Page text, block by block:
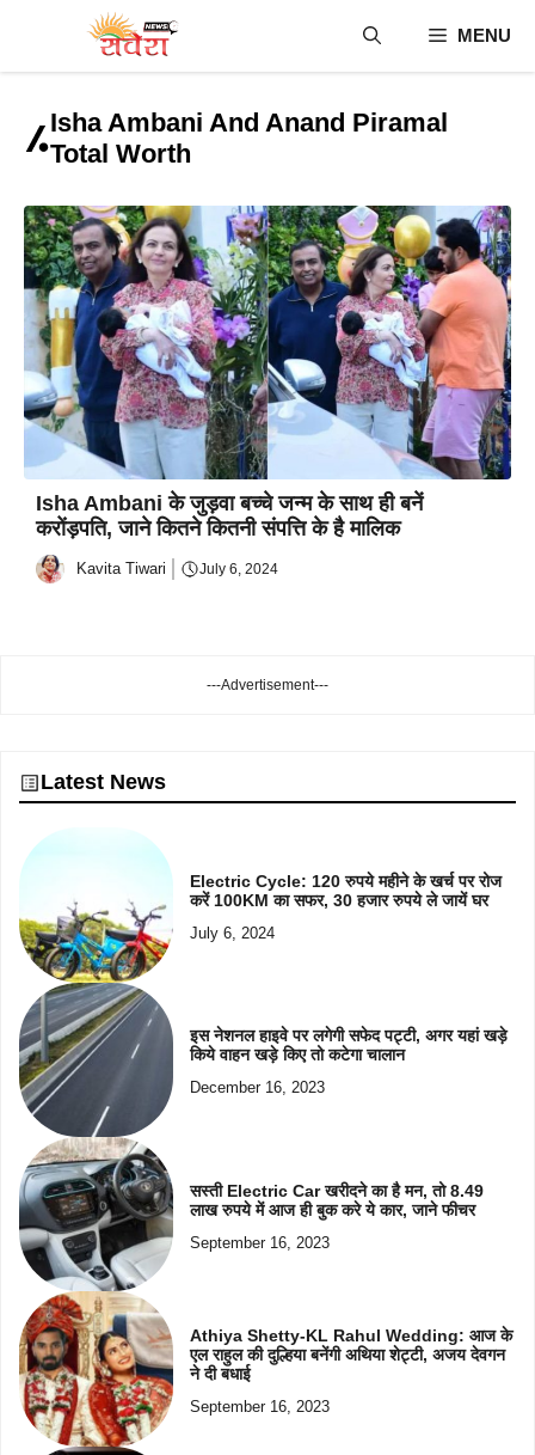
content
MENU
Isha Ambani And Anand Piramal
Total Worth
Isha Ambani के जुड़वा बच्चे जन्म के साथ ही बनें
करोंड़पति, जाने कितने कितनी संपत्ति के है मालिक
Kavita Tiwari July 6, 2024
---Advertisement---
Latest News
Electric Cycle: 120 रुपये महीने के खर्च पर रोज
करें 100KM का सफर, 30 हजार रुपये ले जायें घर
July 6, 2024
इस नेशनल हाइवे पर लगेगी सफेद पट्टी, अगर यहां खड़े
किये वाहन खड़े किए तो कटेगा चालान
December 16, 2023
सस्ती Electric Car खरीदने का है मन, तो 8.49
लाख रुपये में आज ही बुक करे ये कार, जाने फीचर
September 16, 2023
Athiya Shetty-KL Rahul Wedding: आज के
एल राहुल की दुल्हिया बनेंगी अथिया शेट्टी, अजय देवगन
ने दी बधाई
September 16, 2023